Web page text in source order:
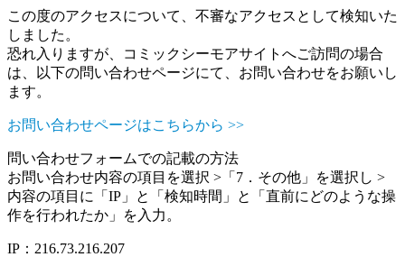
この度のアクセスについて、不審なアクセスとして検知いた
しました。
恐れ入りますが、コミックシーモアサイトへご訪問の場合
は、以下の問い合わせページにて、お問い合わせをお願いし
ます。
お問い合わせページはこちらから >>
問い合わせフォームでの記載の方法
お問い合わせ内容の項目を選択 >「7．その他」を選択し >
内容の項目に「IP」と「検知時間」と「直前にどのような操
作を行われたか」を入力。
IP：216.73.216.207